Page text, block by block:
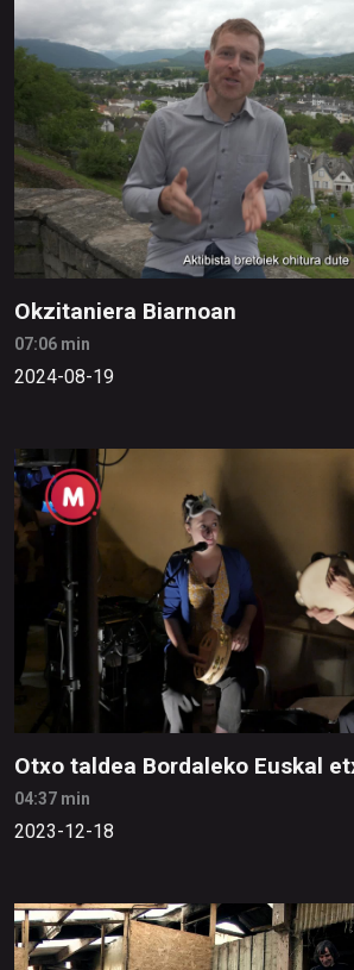
Okzitaniera Biarnoan
07:06 min
2024-08-19
Otxo taldea Bordaleko Euskal
04:37 min
2023-12-18